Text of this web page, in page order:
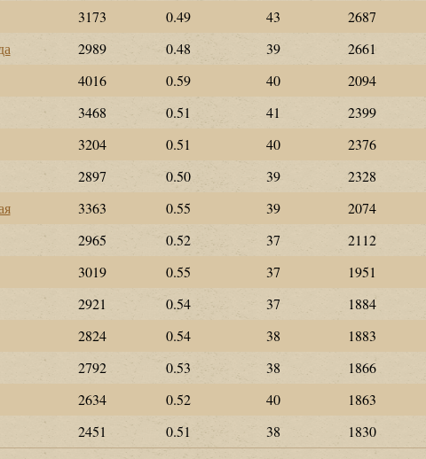
3173 0.49 43 2687
2989 0.48 39 2661
4016 0.59 40 2094
3468 0.51 41 2399
3204 0.51 40 2376
2897 0.50 39 2328
3363 0.55 39 2074
2965 0.52 37 2112
3019 0.55 37 1951
2921 0.54 37 1884
2824 0.54 38 1883
2792 0.53 38 1866
2634 0.52 40 1863
2451 0.51 38 1830